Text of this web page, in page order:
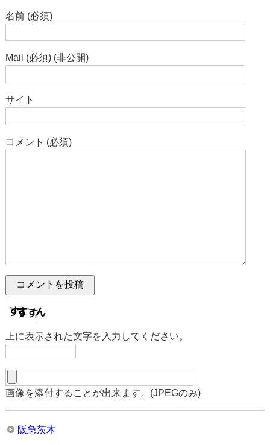
名前 (必須)
Mail (必須) (非公開)
サイト
コメント (必須)
上に表示された文字を入力してください。
画像を添付することが出来ます。(JPEGのみ)
阪急茨木